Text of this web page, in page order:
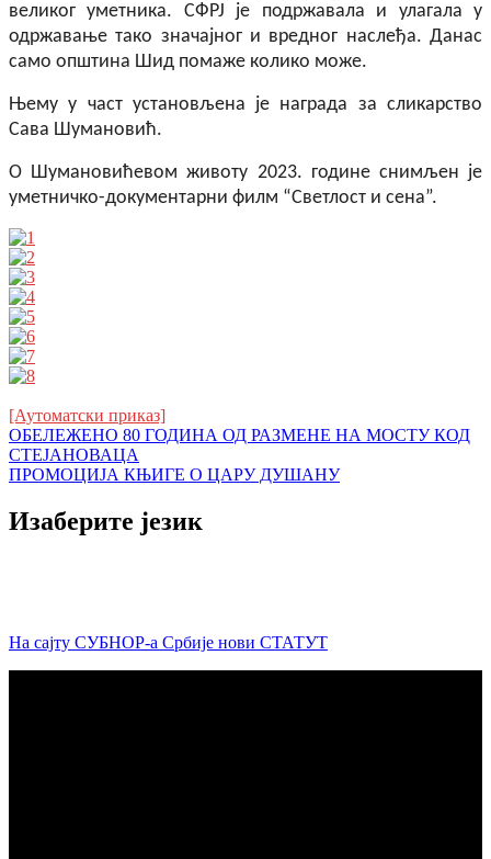
великог уметника. СФРЈ је подржавала и улагала у
одржавање тако значајног и вредног наслеђа. Данас
само општина Шид помаже колико може.
Њему у част установљена је награда за сликарство
Сава Шумановић.
О Шумановићевом животу 2023. године снимљен је
уметничко-документарни филм “Светлост и сена”.
[Аутоматски приказ]
Кретање
чланка
ОБЕЛЕЖЕНО 80 ГОДИНА ОД РАЗМЕНЕ НА МОСТУ КОД
СТЕЈАНОВАЦА
ПРОМОЦИЈА КЊИГЕ О ЦАРУ ДУШАНУ
Изаберите језик
На сајту СУБНОР-а Србије нови СТАТУТ